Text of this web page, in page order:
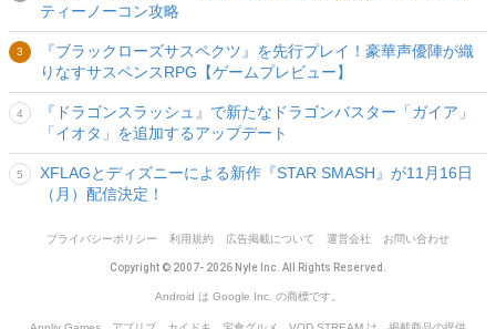
ティーノーコン攻略
『ブラックローズサスペクツ』を先行プレイ！豪華声優陣が織
りなすサスペンスRPG【ゲームプレビュー】
『ドラゴンスラッシュ』で新たなドラゴンバスター「ガイア」
「イオタ」を追加するアップデート
XFLAGとディズニーによる新作『STAR SMASH』が11月16日
（月）配信決定！
プライバシーポリシー 利用規約 広告掲載について 運営会社 お問い合わせ
Copyright © 2007- 2026 Nyle Inc. All Rights Reserved.
Android は Google Inc. の商標です。